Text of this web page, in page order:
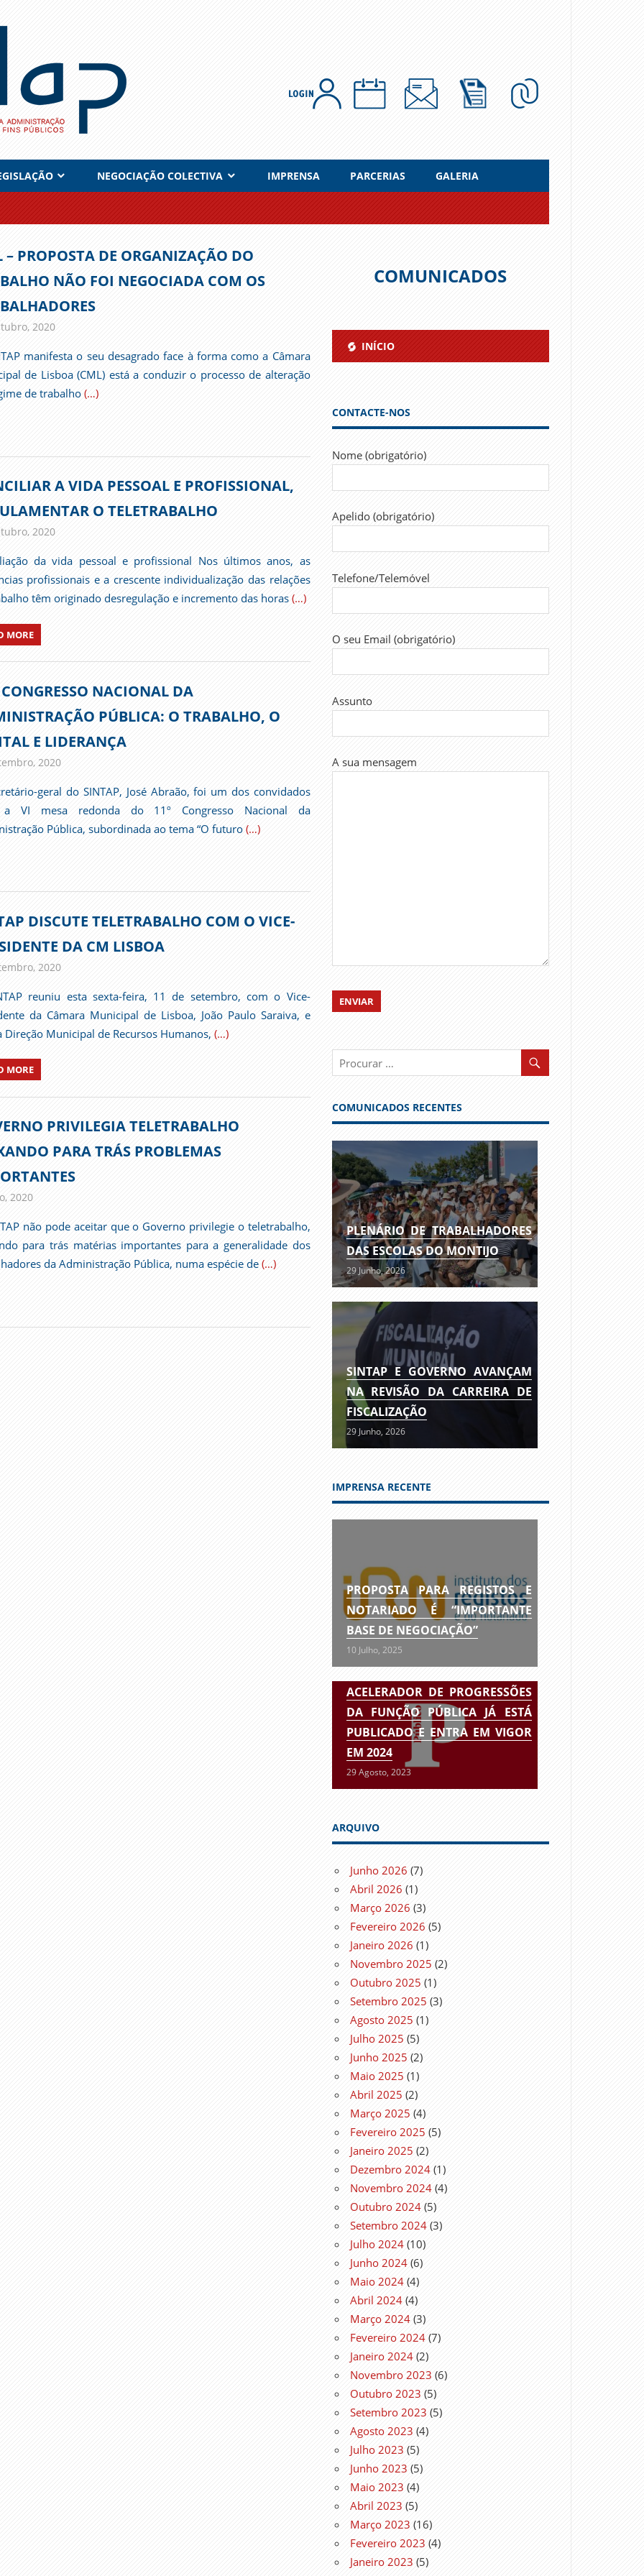
NEGOCIAÇÃO COLECTIVA IMPRENSA PARCERIAS GALERIA
– PROPOSTA DE ORGANIZAÇÃO DO
NÃO FOI NEGOCIADA COM OS
2020admin
Comunicados
manifesta o seu desagrado face à forma como a Câmara
de Lisboa (CML) está a conduzir o processo de alteração
de trabalho (…)
A VIDA PESSOAL E PROFISSIONAL,
O TELETRABALHO
2020admin
Comunicados
da vida pessoal e profissional Nos últimos anos, as
profissionais e a crescente individualização das relações
têm originado desregulação e incremento das horas (…)
MORE
NACIONAL DA
PÚBLICA: O TRABALHO, O
E LIDERANÇA
2020admin
Comunicados
geral do SINTAP, José Abraão, foi um dos convidados
a VI mesa redonda do 11º Congresso Nacional da
Pública, subordinada ao tema “O futuro (…)
DISCUTE TELETRABALHO COM O VICE-
DA CM LISBOA
2020admin
Comunicados
reuniu esta sexta-feira, 11 de setembro, com o Vice-
da Câmara Municipal de Lisboa, João Paulo Saraiva, e
Direção Municipal de Recursos Humanos, (…)
MORE
PRIVILEGIA TELETRABALHO
PARA TRÁS PROBLEMAS
2020admin
Comunicados
não pode aceitar que o Governo privilegie o teletrabalho,
para trás matérias importantes para a generalidade dos
da Administração Pública, numa espécie de (…)
COMUNICADOS
INÍCIO
CONTACTE-NOS
Nome (obrigatório)
Apelido (obrigatório)
Telefone/Telemóvel
O seu Email (obrigatório)
Assunto
A sua mensagem
COMUNICADOS RECENTES
PLENÁRIO DE TRABALHADORES
DAS ESCOLAS DO MONTIJO
29 Junho, 2026
SINTAP E GOVERNO AVANÇAM
NA REVISÃO DA CARREIRA DE
FISCALIZAÇÃO
29 Junho, 2026
IMPRENSA RECENTE
PROPOSTA PARA REGISTOS E
NOTARIADO É “IMPORTANTE
BASE DE NEGOCIAÇÃO”
10 Julho, 2025
ACELERADOR DE PROGRESSÕES
DA FUNÇÃO PÚBLICA JÁ ESTÁ
PUBLICADO E ENTRA EM VIGOR
EM 2024
29 Agosto, 2023
ARQUIVO
Junho 2026 (7)
Abril 2026 (1)
Março 2026 (3)
Fevereiro 2026 (5)
Janeiro 2026 (1)
Novembro 2025 (2)
Outubro 2025 (1)
Setembro 2025 (3)
Agosto 2025 (1)
Julho 2025 (5)
Junho 2025 (2)
Maio 2025 (1)
Abril 2025 (2)
Março 2025 (4)
Fevereiro 2025 (5)
Janeiro 2025 (2)
Dezembro 2024 (1)
Novembro 2024 (4)
Outubro 2024 (5)
Setembro 2024 (3)
Julho 2024 (10)
Junho 2024 (6)
Maio 2024 (4)
Abril 2024 (4)
Março 2024 (3)
Fevereiro 2024 (7)
Janeiro 2024 (2)
Novembro 2023 (6)
Outubro 2023 (5)
Setembro 2023 (5)
Agosto 2023 (4)
Julho 2023 (5)
Junho 2023 (5)
Maio 2023 (4)
Abril 2023 (5)
Março 2023 (16)
Fevereiro 2023 (4)
Janeiro 2023 (5)